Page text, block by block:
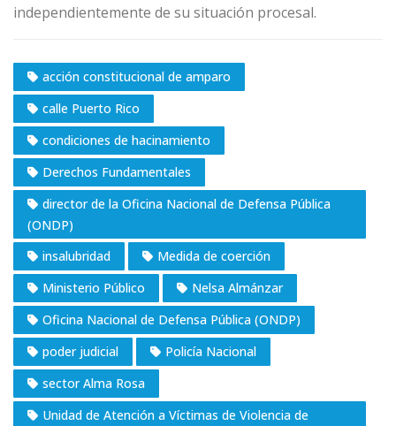
independientemente de su situación procesal.
acción constitucional de amparo
calle Puerto Rico
condiciones de hacinamiento
Derechos Fundamentales
director de la Oficina Nacional de Defensa Pública
(ONDP)
insalubridad
Medida de coerción
Ministerio Público
Nelsa Almánzar
Oficina Nacional de Defensa Pública (ONDP)
poder judicial
Policía Nacional
sector Alma Rosa
Unidad de Atención a Víctimas de Violencia de